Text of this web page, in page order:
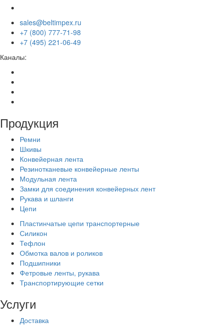
sales@beltimpex.ru
+7 (800) 777-71-98
+7 (495) 221-06-49
Каналы:
Продукция
Ремни
Шкивы
Конвейерная лента
Резинотканевые конвейерные ленты
Модульная лента
Замки для соединения конвейерных лент
Рукава и шланги
Цепи
Пластинчатые цепи транспортерные
Силикон
Тефлон
Обмотка валов и роликов
Подшипники
Фетровые ленты, рукава
Транспортирующие сетки
Услуги
Доставка